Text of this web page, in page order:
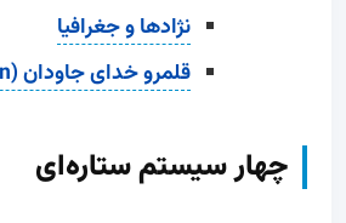
نژادها و جغرافیا
قلمرو خدای جاودان (God’s Domain)
چهار سیستم ستاره‌ای